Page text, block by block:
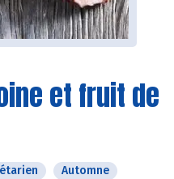
et fruit de
Automne